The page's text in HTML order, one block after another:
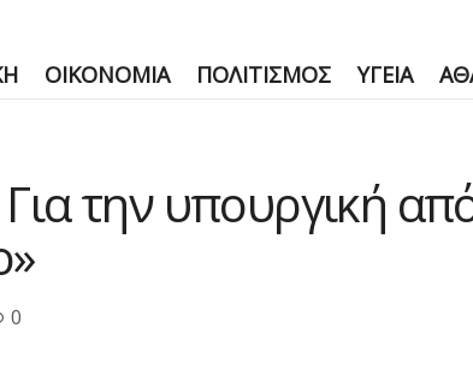
ΟΙΚΟΝΟΜΙΑ ΠΟΛΙΤΙΣΜΟΣ ΥΓΕΙΑ
την υπουργική
0